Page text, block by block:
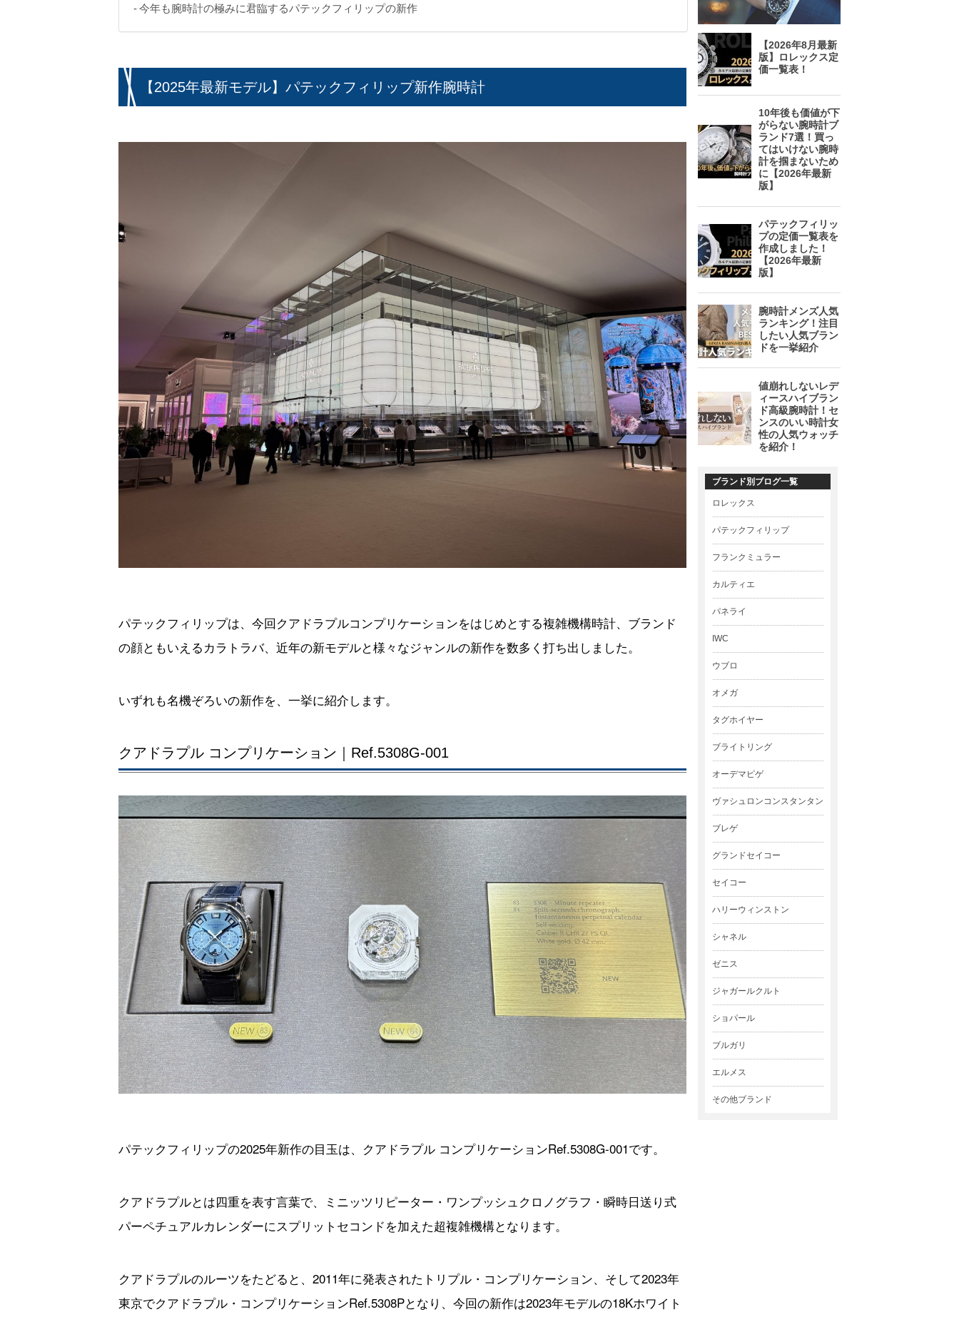
今年も腕時計の極みに君臨するパテックフィリップの新作
【2025年最新モデル】パテックフィリップ新作腕時計
パテックフィリップは、今回クアドラプルコンプリケーションをはじめとする複雑機構時計、ブランド
の顔ともいえるカラトラバ、近年の新モデルと様々なジャンルの新作を数多く打ち出しました。
いずれも名機ぞろいの新作を、一挙に紹介します。
クアドラプル コンプリケーション｜Ref.5308G-001
パテックフィリップの2025年新作の目玉は、クアドラプル コンプリケーションRef.5308G-001です。
クアドラプルとは四重を表す言葉で、ミニッツリピーター・ワンプッシュクロノグラフ・瞬時日送り式
パーペチュアルカレンダーにスプリットセコンドを加えた超複雑機構となります。
クアドラプルのルーツをたどると、2011年に発表されたトリプル・コンプリケーション、そして2023年
東京でクアドラプル・コンプリケーションRef.5308Pとなり、今回の新作は2023年モデルの18Kホワイト
ブランド別ブログ一覧
ロレックス
パテックフィリップ
フランクミュラー
カルティエ
パネライ
IWC
ウブロ
オメガ
タグホイヤー
ブライトリング
オーデマピゲ
ヴァシュロンコンスタンタン
ブレゲ
グランドセイコー
セイコー
ハリーウィンストン
シャネル
ゼニス
ジャガールクルト
ショパール
ブルガリ
エルメス
その他ブランド